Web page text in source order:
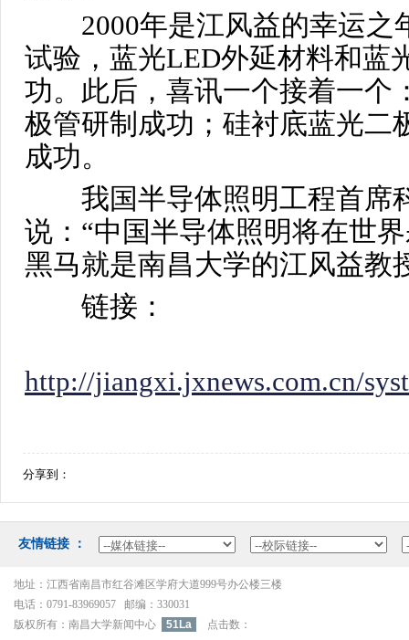
2000年是江风益的幸运之
试验，蓝光LED外延材料和蓝
功。此后，喜讯一个接着一个
极管研制成功；硅衬底蓝光二
成功。
我国半导体照明工程首席
说：“中国半导体照明将在世
黑马就是南昌大学的江风益教
链接：
http://jiangxi.jxnews.com.cn/
分享到：
友情链接：
地址：江西省南昌市红谷滩区学府大道999号办公楼三楼
电话：0791-83969057邮编：330031
版权所有：南昌大学新闻中心
51La 点击数：